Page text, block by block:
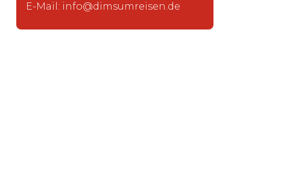
E-Mail: info@dimsumreisen.de